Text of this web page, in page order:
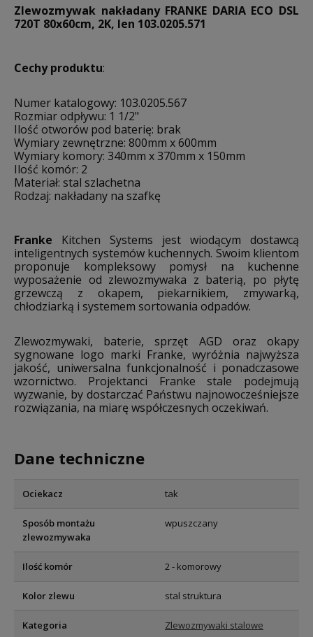
Zlewozmywak nakładany FRANKE DARIA ECO DSL
720T 80x60cm, 2K, len 103.0205.571
Cechy produktu:
Numer katalogowy: 103.0205.567
Rozmiar odpływu: 1 1/2"
Ilość otworów pod baterię: brak
Wymiary zewnętrzne: 800mm x 600mm
Wymiary komory: 340mm x 370mm x 150mm
Ilość komór: 2
Materiał: stal szlachetna
Rodzaj: nakładany na szafkę
Franke Kitchen Systems jest wiodącym dostawcą
inteligentnych systemów kuchennych. Swoim klientom
proponuje kompleksowy pomysł na kuchenne
wyposażenie od zlewozmywaka z baterią, po płytę
grzewczą z okapem, piekarnikiem, zmywarką,
chłodziarką i systemem sortowania odpadów.
Zlewozmywaki, baterie, sprzęt AGD oraz okapy
sygnowane logo marki Franke, wyróżnia najwyższa
jakość, uniwersalna funkcjonalność i ponadczasowe
wzornictwo. Projektanci Franke stale podejmują
wyzwanie, by dostarczać Państwu najnowocześniejsze
rozwiązania, na miarę współczesnych oczekiwań.
Dane techniczne
Ociekacz tak
Sposób montażu
zlewozmywaka
wpuszczany
Ilość komór 2 - komorowy
Kolor zlewu stal struktura
Kategoria Zlewozmywaki stalowe